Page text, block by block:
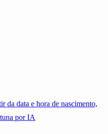
da data e hora de nascimento,
por IA